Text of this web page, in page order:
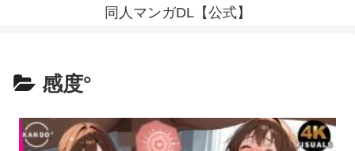
同人マンガDL【公式】
感度°